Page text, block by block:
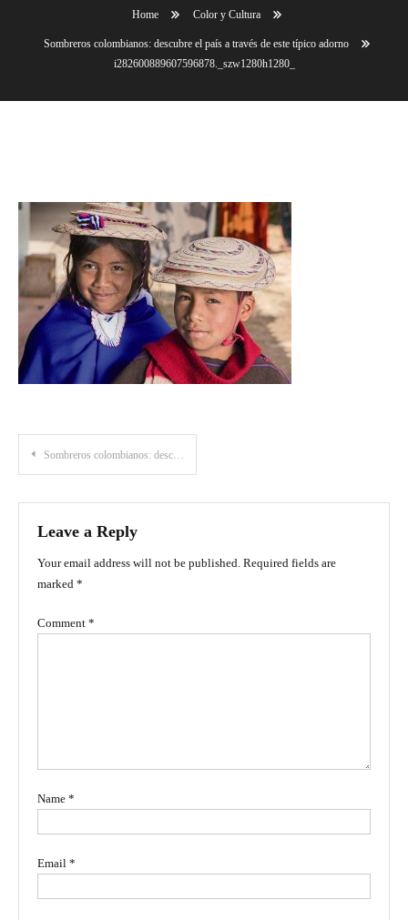
Home Color y Cultura
Sombreros colombianos: descubre el país a través de este típico adorno
i282600889607596878._szw1280h1280_
Post
navigation
Sombreros colombianos: descubre el país a través de este típico adorno
Leave a Reply
Your email address will not be published. Required fields are
marked *
Comment *
Name *
Email *